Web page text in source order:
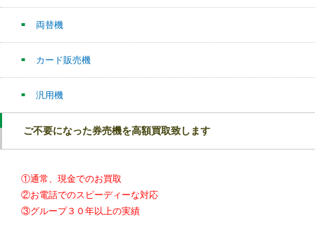
両替機
カード販売機
汎用機
ご不要になった券売機を高額買取致します
①通常、現金でのお買取
②お電話でのスピーディーな対応
③グループ３０年以上の実績